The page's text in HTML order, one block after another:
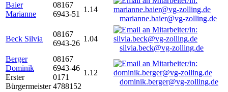
Baier
Marianne
08167
6943-51
1.14
marianne.baier@vg-zolling.de
Beck Silvia
08167
6943-26
1.04
silvia.beck@vg-zolling.de
Berger
Dominik
Erster
Bürgermeister
08167
6943-46
0171
4788152
1.12
dominik.berger@vg-zolling.de